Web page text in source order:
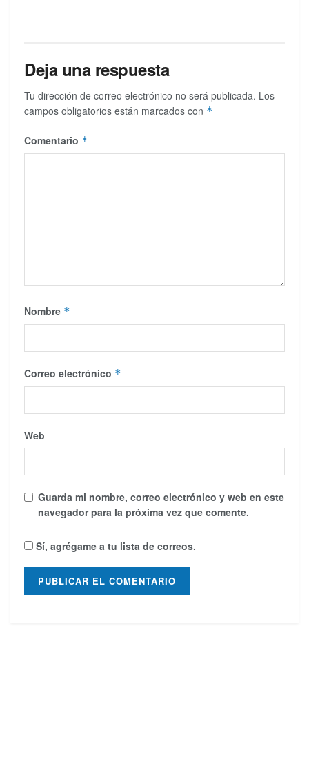
Deja una respuesta
Tu dirección de correo electrónico no será publicada. Los
campos obligatorios están marcados con *
Comentario *
Nombre *
Correo electrónico *
Web
Guarda mi nombre, correo electrónico y web en este
navegador para la próxima vez que comente.
Sí, agrégame a tu lista de correos.